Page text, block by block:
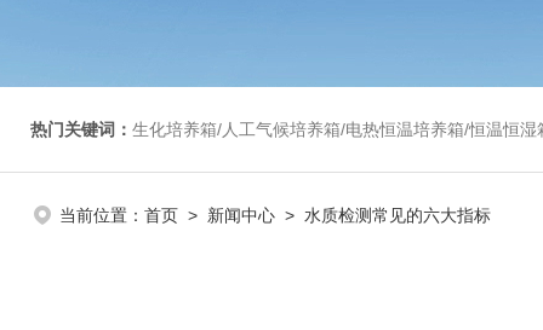
热门关键词： 生化培养箱/人工气候培养箱/电热恒温培养箱/恒温恒湿箱/光照培养箱/二氧化碳培养箱
当前位置： 首页 > 新闻中心 > 水质检测常见的六大指标